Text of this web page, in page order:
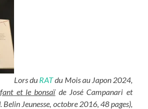
Lors du RATdu Mois au Japon 2024,
et le bonsaïde José Campanari et
Belin Jeunesse, octobre 2016, 48 pages),